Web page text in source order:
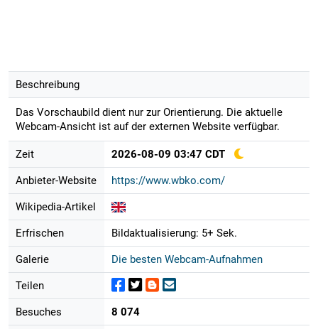
Beschreibung
Das Vorschaubild dient nur zur Orientierung. Die aktuelle
Webcam-Ansicht ist auf der externen Website verfügbar.
Zeit 2026-08-09 03:47 CDT
Anbieter-Website https://www.wbko.com/
Wikipedia-Artikel
Erfrischen Bildaktualisierung: 5+ Sek.
Galerie Die besten Webcam-Aufnahmen
Teilen
Besuches 8 074